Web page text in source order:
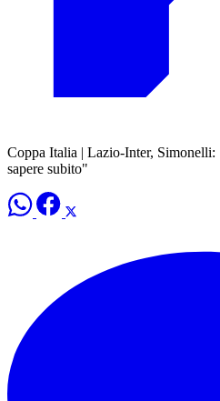
Coppa Italia | Lazio-Inter, Simonelli:
sapere subito"